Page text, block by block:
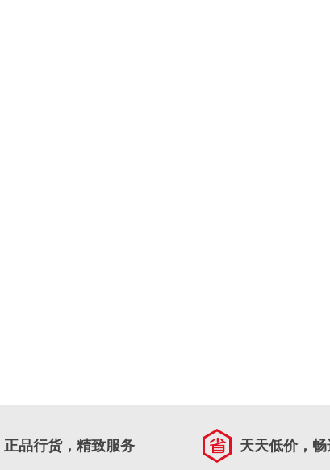
正品行货，精致服务 天天低价，